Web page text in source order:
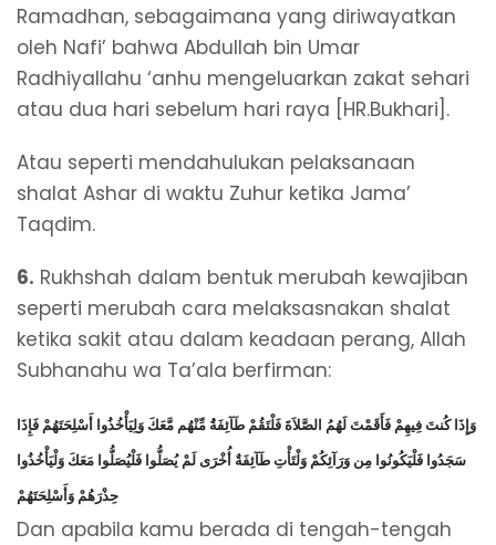
Ramadhan, sebagaimana yang diriwayatkan
oleh Nafi’ bahwa Abdullah bin Umar
Radhiyallahu ‘anhu mengeluarkan zakat sehari
atau dua hari sebelum hari raya [HR.Bukhari].
Atau seperti mendahulukan pelaksanaan
shalat Ashar di waktu Zuhur ketika Jama’
Taqdim.
6. Rukhshah dalam bentuk merubah kewajiban
seperti merubah cara melaksasnakan shalat
ketika sakit atau dalam keadaan perang, Allah
Subhanahu wa Ta’ala berfirman:
وَإِذَا كُنتَ فِيهِمْ فَأَقَمْتَ لَهُمُ الصَّلاَةَ فَلْتَقُمْ طَآئِفَةُُ مِّنْهُم مَّعَكَ وَلِيَأْخُذُوا أَسْلِحَتَهُمْ فَإِذَا
سَجَدُوا فَلْيَكُونُوا مِن وَرَآئِكُمْ وَلْتَأْتِ طَآئِفَةٌ أُخْرَى لَمْ يُصَلُّوا فَلْيُصَلُّوا مَعَكَ وَلْيَأْخُذُوا
حِذْرَهُمْ وَأَسْلِحَتَهُمْ
Dan apabila kamu berada di tengah-tengah